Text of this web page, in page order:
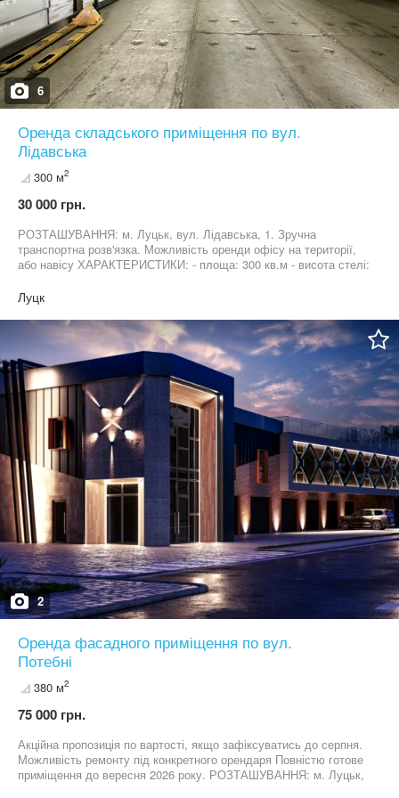
6
Оренда складського приміщення по вул.
Лідавська
300 м2
30 000 грн.
РОЗТАШУВАННЯ: м. Луцьк, вул. Лідавська, 1. Зручна
транспортна розв'язка. Можливість оренди офісу на території,
або навісу ХАРАКТЕРИСТИКИ: - площа: 300 кв.м - висота стелі:
парковка - може розвернутись TIR - навантажувач на території -
паркан Вартість оренди - 100 грн за м.кв. Ольга Синиця 095 805
1772
Луцк
2
Оренда фасадного приміщення по вул.
Потебні
380 м2
75 000 грн.
Акційна пропозиція по вартості, якщо зафіксуватись до серпня.
Можливість ремонту під конкретного орендаря Повністю готове
приміщення до вересня 2026 року. РОЗТАШУВАННЯ: м. Луцьк,